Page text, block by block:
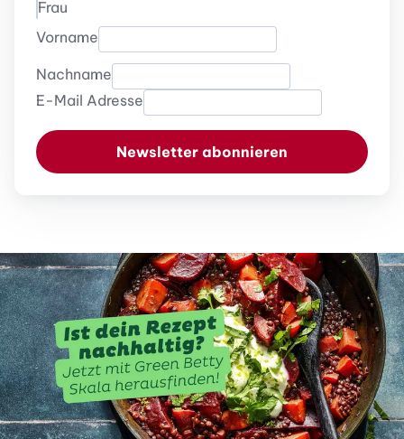
Frau
Vorname
Nachname
E-Mail Adresse
Newsletter abonnieren